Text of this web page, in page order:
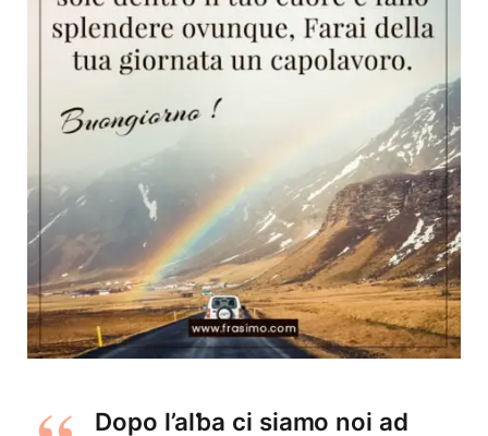
Dopo l’alƅa ci siamo noi ad